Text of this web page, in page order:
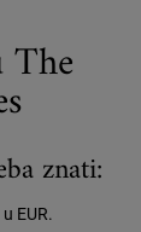
The
znati:
EUR.